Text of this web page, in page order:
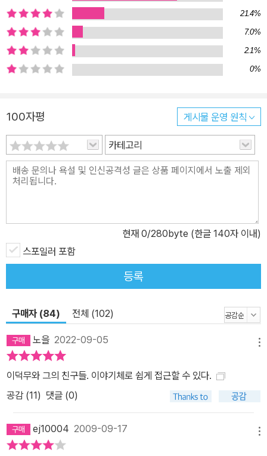
21.4%
7.0%
2.1%
0%
100자평 게시물 운영 원칙
카테고리
현재 0/280byte (한글 140자 이내)
스포일러 포함
등록
구매자 (84) 전체 (102)
노을 2022-09-05
이덕무와 그의 친구들. 이야기체로 쉽게 접근할 수 있다.
공감 (11) 댓글 (0)
ej10004 2009-09-17